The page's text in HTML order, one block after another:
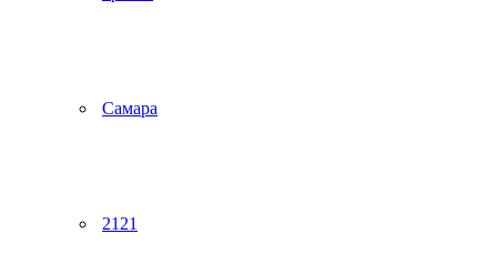
Самара
2121